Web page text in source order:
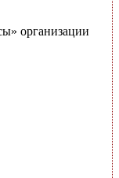
организации